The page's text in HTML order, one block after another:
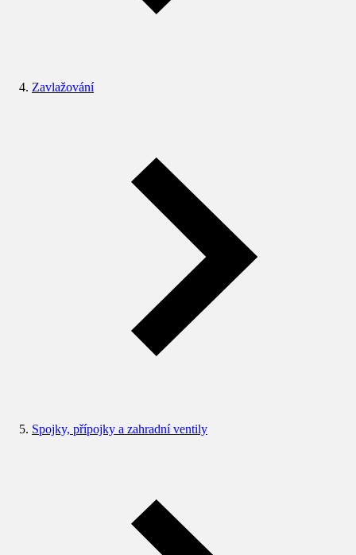
Zavlažování
Spojky, přípojky a zahradní ventily